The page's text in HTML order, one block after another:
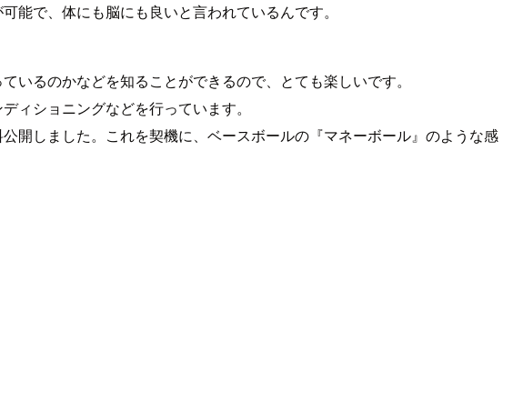
能で、体にも脳にも良いと言われているんです。
るのかなどを知ることができるので、とても楽しいです。
ィショニングなどを行っています。
開しました。これを契機に、ベースボールの『マネーボール』のような感